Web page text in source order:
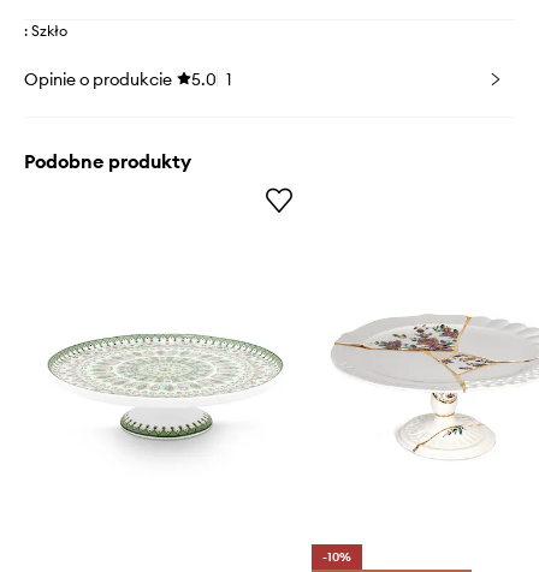
: Szkło
Opinie o produkcie 5.0 1
Podobne produkty
-10%